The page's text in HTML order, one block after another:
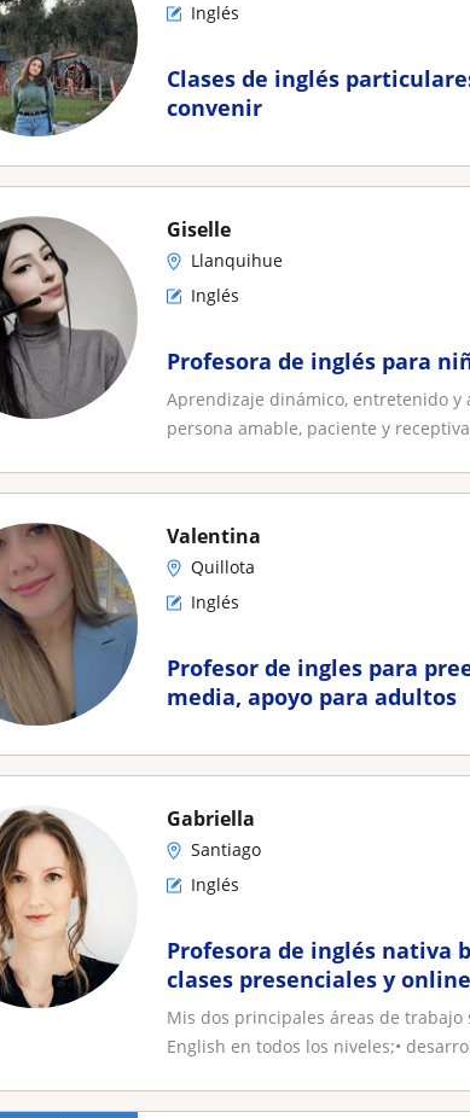
Inglés
Clases de inglés
convenir
Giselle
Llanquihue
Inglés
Profesora de inglés para
Aprendizaje dinámico, entretenido y
persona amable, paciente y
Valentina
Quillota
Inglés
Profesor de ingles para
media, apoyo para adultos
Gabriella
Santiago
Inglés
Profesora de inglés nativa
clases presenciales y
docente
Mis dos principales áreas de trabajo
English en todos los niveles;•